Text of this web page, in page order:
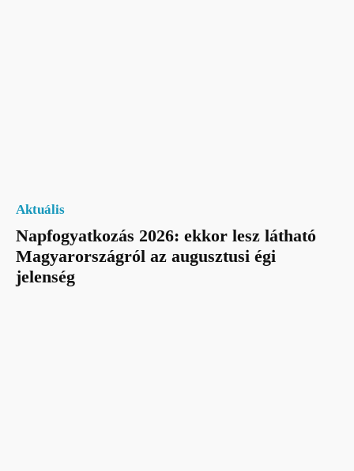
Aktuális
Napfogyatkozás 2026: ekkor lesz látható
Magyarországról az augusztusi égi
jelenség